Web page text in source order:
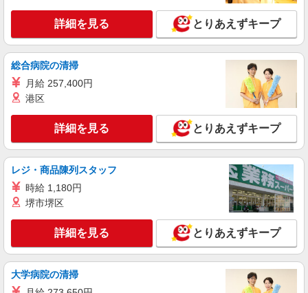
ィブ支給(規定有) ★月2回払い・週払い可能（規程
有）★ ゜・。○。・゜+゜・。○。・゜+゜
キープ 詳細を見る
株式会社シエロ
【Y!mobile】人気機種に詳しくなれる携帯販
時給1500円〜1600円（経験・能力による） ※
残業代支給 ★交通費別途支給（規定あり） ゜
+゜・。○。・゜+゜・。○。・゜+゜ 入社祝い金10
万円支給(規定有) お友達を紹介頂くと, インセンテ
ィブ支給(規定有) ★月2回払い・週払い可能（規程
有）★ ゜・。○。・゜+゜・。○。・゜+゜
愛知県稲沢市のY！mobileショップ
キープ 詳細を見る
紹介予定派遣
【Y!mobile】人気機種に詳しくなれる携帯販
売
時給1500円〜1600円（経験・能力による） ※
残業代支給 ★交通費別途支給（規定あり） ゜
+゜・。○。・゜+゜・。○。・゜+゜ 入社祝い金10
詳細を見る とりあえずキープ
総合病院の清掃
月給 257,400円
港区
詳細を見る とりあえずキープ
レジ・商品陳列スタッフ
時給 1,180円
堺市堺区
詳細を見る とりあえずキープ
大学病院の清掃